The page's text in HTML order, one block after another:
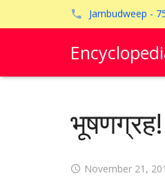
Jambudweep -
भूषणग्रह!
November 21,